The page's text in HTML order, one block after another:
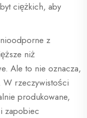
ciężkich, aby
z
niż
Ale to nie oznacza,
W rzeczywistości
produkowane,
zapobiec